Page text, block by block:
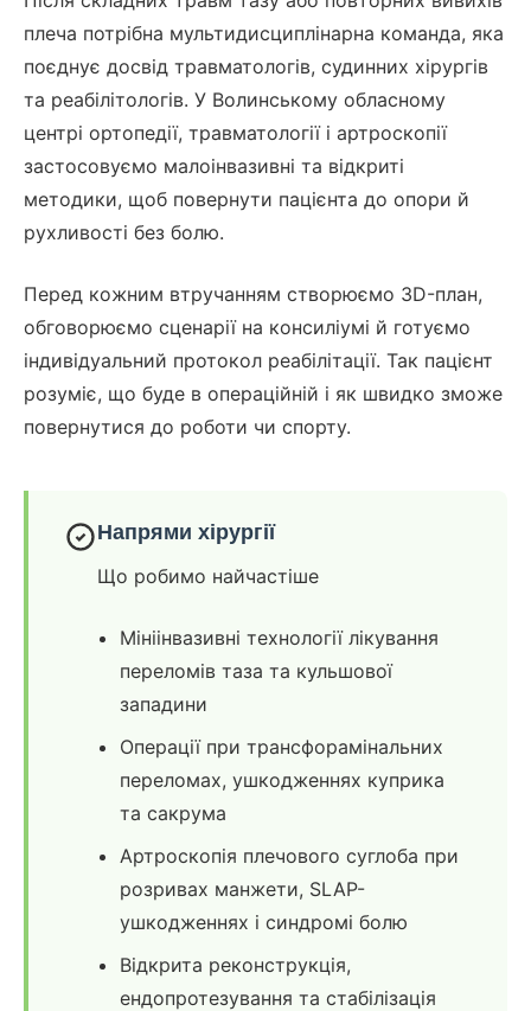
плеча потрібна мультидисциплінарна команда, яка
поєднує досвід травматологів, судинних хірургів
та реабілітологів. У Волинському обласному
центрі ортопедії, травматології і артроскопії
застосовуємо малоінвазивні та відкриті
методики, щоб повернути пацієнта до опори й
рухливості без болю.
Перед кожним втручанням створюємо 3D-план,
обговорюємо сценарії на консиліумі й готуємо
індивідуальний протокол реабілітації. Так пацієнт
розуміє, що буде в операційній і як швидко зможе
повернутися до роботи чи спорту.
Напрями хірургії
Що робимо найчастіше
Мініінвазивні технології лікування
переломів таза та кульшової
западини
Операції при трансфорамінальних
переломах, ушкодженнях куприка
та сакрума
Артроскопія плечового суглоба при
розривах манжети, SLAP-
ушкодженнях і синдромі болю
Відкрита реконструкція,
ендопротезування та стабілізація